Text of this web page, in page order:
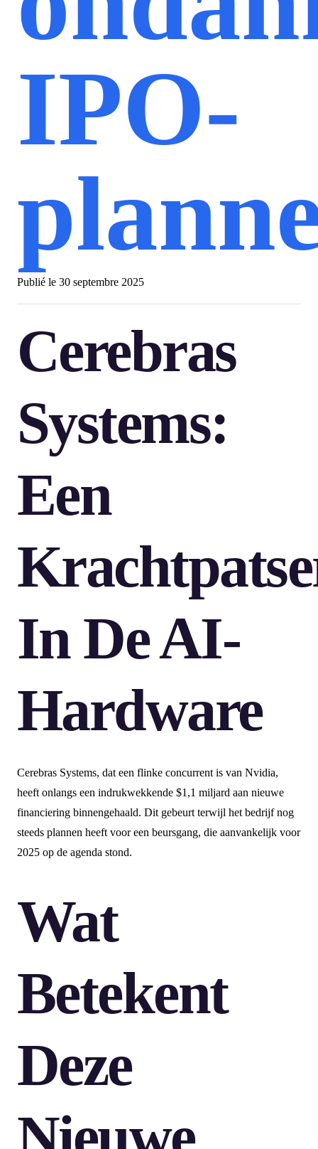
IPO-
Publié le 30 septembre 2025
Cerebras
Systems:
Een
In De AI-
Hardware
Cerebras Systems, dat een flinke concurrent is van Nvidia,
heeft onlangs een indrukwekkende $1,1 miljard aan nieuwe
financiering binnengehaald. Dit gebeurt terwijl het bedrijf nog
steeds plannen heeft voor een beursgang, die aanvankelijk voor
2025 op de agenda stond.
Wat
Betekent
Deze